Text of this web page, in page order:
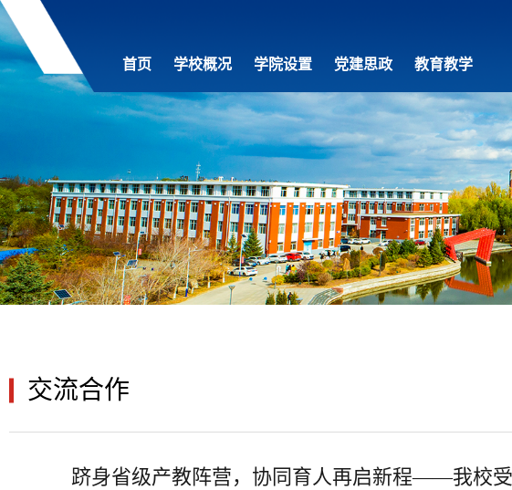
首页 学校概况 学院设置 党建思政 教育教学
交流合作
跻身省级产教阵营，协同育人再启新程——我校